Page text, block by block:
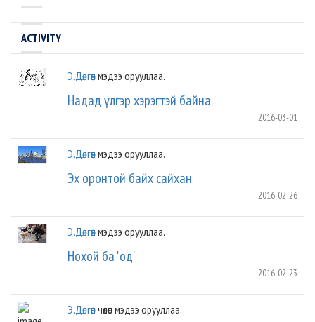
ACTIVITY
Э.Дөлгөөнмэдээ орууллаа.
Надад үлгэр хэрэгтэй байна
2016-03-01
Э.Дөлгөөнмэдээ орууллаа.
Эх оронтой байх сайхан
2016-02-26
Э.Дөлгөөнмэдээ орууллаа.
Нохой ба 'од'
2016-02-23
Э.Дөлгөөнчөлөөт мэдээ орууллаа.